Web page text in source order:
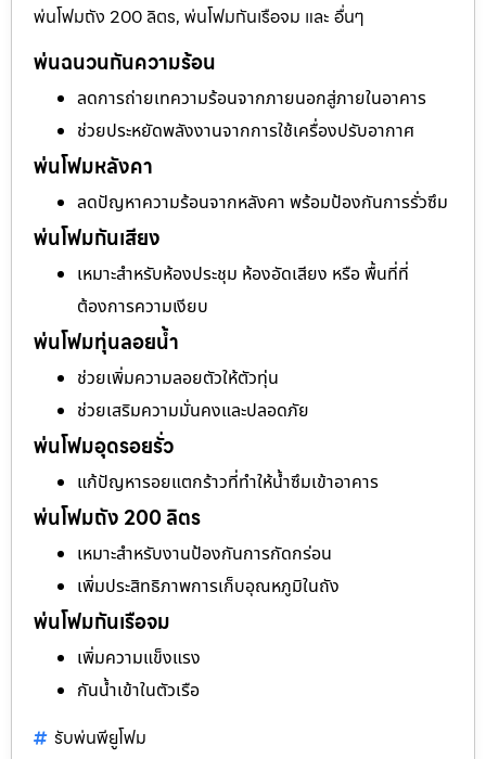
พ่นโฟมถัง 200 ลิตร, พ่นโฟมกันเรือจม และ อื่นๆ
พ่นฉนวนกันความร้อน
ลดการถ่ายเทความร้อนจากภายนอกสู่ภายในอาคาร
ช่วยประหยัดพลังงานจากการใช้เครื่องปรับอากาศ
พ่นโฟมหลังคา
ลดปัญหาความร้อนจากหลังคา พร้อมป้องกันการรั่วซึม
พ่นโฟมกันเสียง
เหมาะสำหรับห้องประชุม ห้องอัดเสียง หรือ พื้นที่ที่
ต้องการความเงียบ
พ่นโฟมทุ่นลอยน้ำ
ช่วยเพิ่มความลอยตัวให้ตัวทุ่น
ช่วยเสริมความมั่นคงและปลอดภัย
พ่นโฟมอุดรอยรั่ว
แก้ปัญหารอยแตกร้าวที่ทำให้น้ำซึมเข้าอาคาร
พ่นโฟมถัง 200 ลิตร
เหมาะสำหรับงานป้องกันการกัดกร่อน
เพิ่มประสิทธิภาพการเก็บอุณหภูมิในถัง
พ่นโฟมกันเรือจม
เพิ่มความแข็งแรง
กันน้ำเข้าในตัวเรือ
รับพ่นพียูโฟม